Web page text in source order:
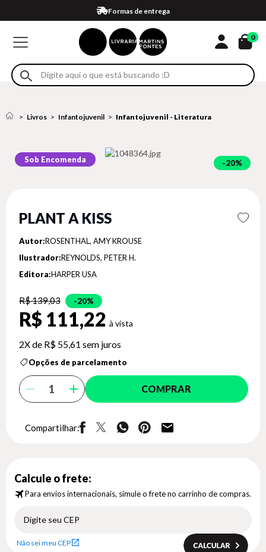
Formas de entrega
Compra 100% segura
Em até 4x sem juros no cartão*
Retire na loja
Eventos
0
Livros Infantojuvenil Infantojuvenil - Literatura
Sob Encomenda 20%
PLANT A KISS
Autor:ROSENTHAL, AMY KROUSE
Ilustrador:REYNOLDS, PETER H.
Editora:HARPER USA
R$ 139,03 20%
R$ 111,22
2X de R$ 55,61 sem juros
Opções de parcelamento
COMPRAR
Compartilhar:
Calcule o frete:
Para envios internacionais, simule o frete no carrinho de compras.
Não sei meu CEP